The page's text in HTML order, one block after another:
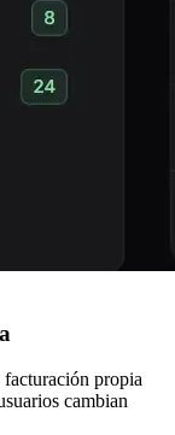
facturación propia
cambian